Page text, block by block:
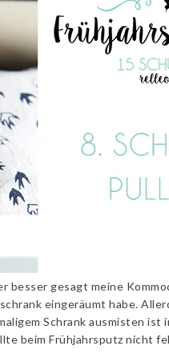
besser gesagt meine
eingeräumt habe.
Schrank ausmisten ist
beim Frühjahrsputz nicht